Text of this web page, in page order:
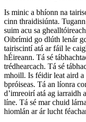
Is minic a bhíonn na
cinn thraidisiúnta.
suim acu sa
Oibrímid go dlúth lenár
tairiscintí atá ar fáil le
hÉireann. Tá sé
trédhearcach. Tá sé
mhoill. Is féidir leat aird a
bpróiseas. Tá an líonra
d’imreoirí atá ag iarraidh
líne. Tá sé mar chuid
hiomlán ar ár lucht